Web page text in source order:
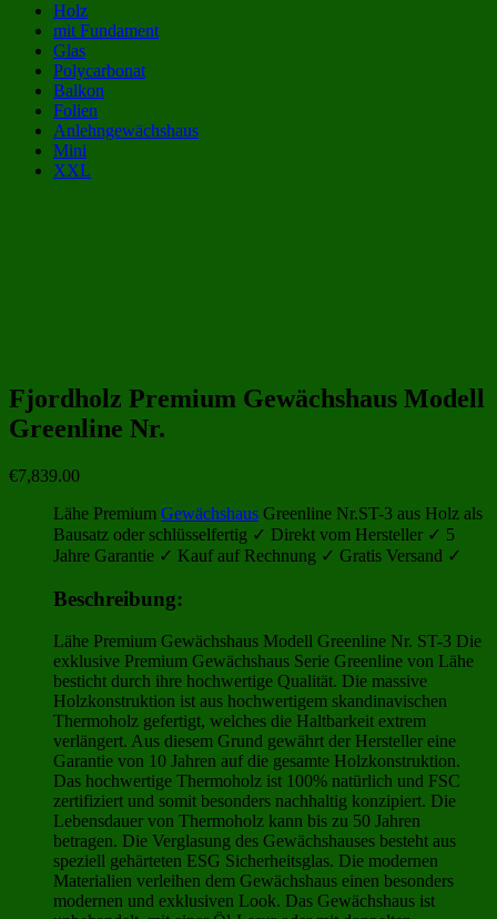
Holz
mit Fundament
Glas
Polycarbonat
Balkon
Folien
Anlehngewächshaus
Mini
XXL
Fjordholz Premium Gewächshaus Modell
Greenline Nr.
€7,839.00
Lähe Premium Gewächshaus Greenline Nr.ST-3 aus Holz als
Bausatz oder schlüsselfertig ✓ Direkt vom Hersteller ✓ 5
Jahre Garantie ✓ Kauf auf Rechnung ✓ Gratis Versand ✓
Beschreibung:
Lähe Premium Gewächshaus Modell Greenline Nr. ST-3 Die
exklusive Premium Gewächshaus Serie Greenline von Lähe
besticht durch ihre hochwertige Qualität. Die massive
Holzkonstruktion ist aus hochwertigem skandinavischen
Thermoholz gefertigt, welches die Haltbarkeit extrem
verlängert. Aus diesem Grund gewährt der Hersteller eine
Garantie von 10 Jahren auf die gesamte Holzkonstruktion.
Das hochwertige Thermoholz ist 100% natürlich und FSC
zertifiziert und somit besonders nachhaltig konzipiert. Die
Lebensdauer von Thermoholz kann bis zu 50 Jahren
betragen. Die Verglasung des Gewächshauses besteht aus
speziell gehärteten ESG Sicherheitsglas. Die modernen
Materialien verleihen dem Gewächshaus einen besonders
modernen und exklusiven Look. Das Gewächshaus ist